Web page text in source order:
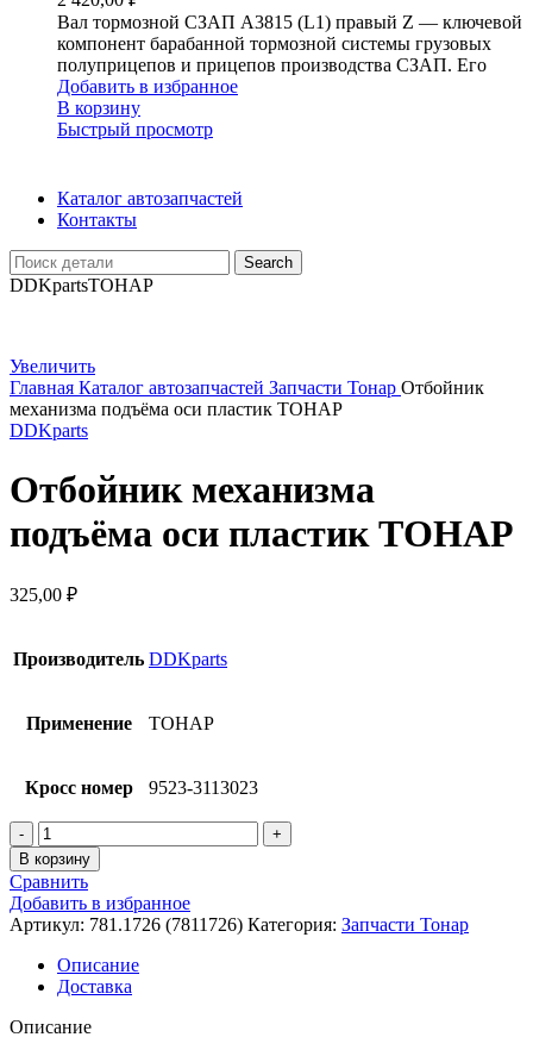
Вал тормозной СЗАП A3815 (L1) правый Z — ключевой
компонент барабанной тормозной системы грузовых
полуприцепов и прицепов производства СЗАП. Его
Добавить в избранное
В корзину
Быстрый просмотр
Каталог автозапчастей
Контакты
Search
DDKpartsТОНАР
Увеличить
Главная Каталог автозапчастей Запчасти Тонар Отбойник
механизма подъёма оси пластик ТОНАР
DDKparts
Отбойник механизма
подъёма оси пластик ТОНАР
325,00 ₽
Производитель DDKparts
Применение ТОНАР
Кросс номер 9523-3113023
Количество
товара
Отбойник
механизма
подъёма
оси
пластик
ТОНАР
В корзину
Сравнить
Добавить в избранное
Артикул: 781.1726 (7811726) Категория: Запчасти Тонар
Описание
Доставка
Описание